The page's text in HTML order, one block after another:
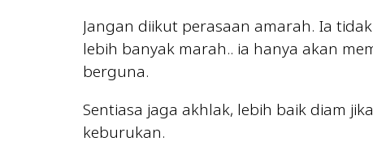
Jangan diikut perasaan amarah. Ia
lebih banyak marah.. ia hanya akan
berguna.
Sentiasa jaga akhlak, lebih baik diam
keburukan.